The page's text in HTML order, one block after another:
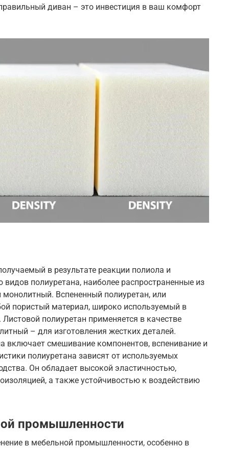
диван – это инвестиция в ваш комфорт
в результате реакции полиола и
видов полиуретана, наиболее распространенные из
Вспененный полиуретан, или
пористый материал, широко используемый в
полиуретан применяется в качестве
– для изготовления жестких деталей.
включает смешивание компонентов, вспенивание и
полиуретана зависят от используемых
Он обладает высокой эластичностью,
а также устойчивостью к воздействию
промышленности
в мебельной промышленности, особенно в